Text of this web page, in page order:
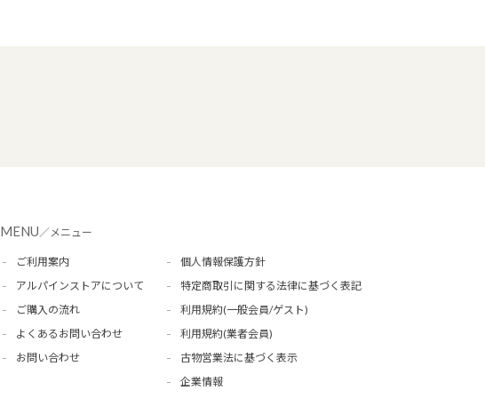
MENU／メニュー
ご利用案内
アルパインストアについて
ご購入の流れ
よくあるお問い合わせ
お問い合わせ
個人情報保護方針
特定商取引に関する法律に基づく表記
利用規約(一般会員/ゲスト)
利用規約(業者会員)
古物営業法に基づく表示
企業情報